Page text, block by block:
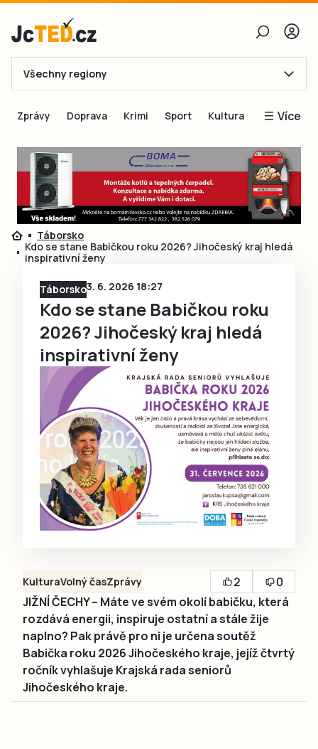
E-mail
Obnovit heslo
Přihlásit se
Ještě nemám účet, chci se
Všechny regiony
Zprávy Doprava Krimi Sport Kultura Více
Blogy
Inspirace
Čtenáři píší
Speciální přílohy
Táborsko
Kdo se stane Babičkou roku 2026? Jihočeský kraj hledá
inspirativní ženy
Táborsko3. 6. 2026 18:27
Kdo se stane Babičkou roku
2026? Jihočeský kraj hledá
inspirativní ženy
KulturaVolný časZprávy 2
0
JIŽNÍ ČECHY – Máte ve svém okolí babičku, která
rozdává energii, inspiruje ostatní a stále žije
naplno? Pak právě pro ni je určena soutěž
Babička roku 2026 Jihočeského kraje, jejíž čtvrtý
ročník vyhlašuje Krajská rada seniorů
Jihočeského kraje.